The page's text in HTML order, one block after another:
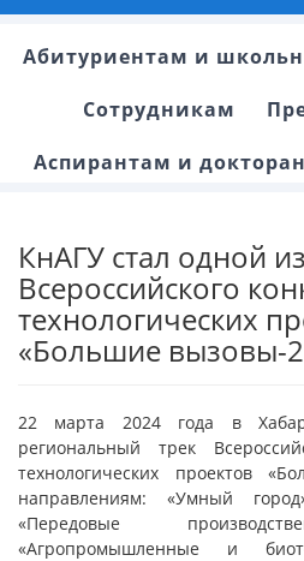
Абитуриентам и
Сотрудникам
Аспирантам и
КнАГУ стал одной
Всероссийского
технологических
«Большие вызовы-
22 марта 2024 года в
региональный трек
технологических проектов
направлениям: «Умный
«Передовые
«Агропромышленные и